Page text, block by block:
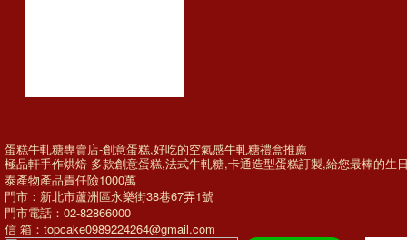
蛋糕牛軋糖專賣店-創意蛋糕,好吃的空氣感牛軋糖禮盒推薦
極品軒手作烘焙-多款創意蛋糕,法式牛軋糖,卡通造型蛋糕訂製,給您最棒的生
泰產物產品責任險1000萬
門市：新北市蘆洲區永樂街38巷67弄1號
門市電話：02-82866000
信 箱：topcake0989224264@gmail.com